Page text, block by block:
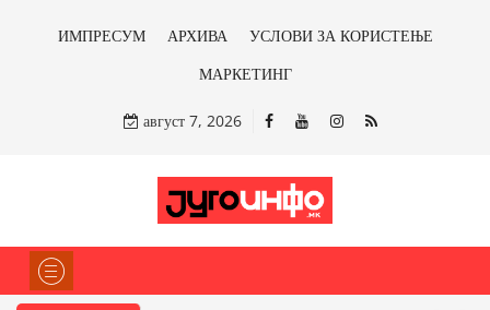
ИМПРЕСУМ АРХИВА
УСЛОВИ ЗА КОРИСТЕЊЕ
МАРКЕТИНГ
август 7, 2026